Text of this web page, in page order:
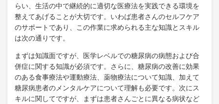
らい、生活の中で継続的に適切な医療法を実践できる環境を
整えてあげることが大切です。いわば患者さんのセルフケア
のサポートであり、この作業に求められる主な知識とスキル
は次の通りです。
まずは知識面ですが、医学レベルでの糖尿病の病態および合
併症に関する知識が必須です。さらに、糖尿病の改善に効果
のある食事療法や運動療法、薬物療法について知識、加えて
糖尿病患者のメンタルケアについて理解も必要です。次にス
キルに関してですが、まずは患者さんごとに異なる病状など